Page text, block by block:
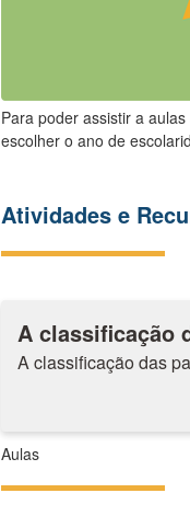
Para poder assistir a
escolher o ano de
Atividades e
A classificação
A classificação das
Aulas